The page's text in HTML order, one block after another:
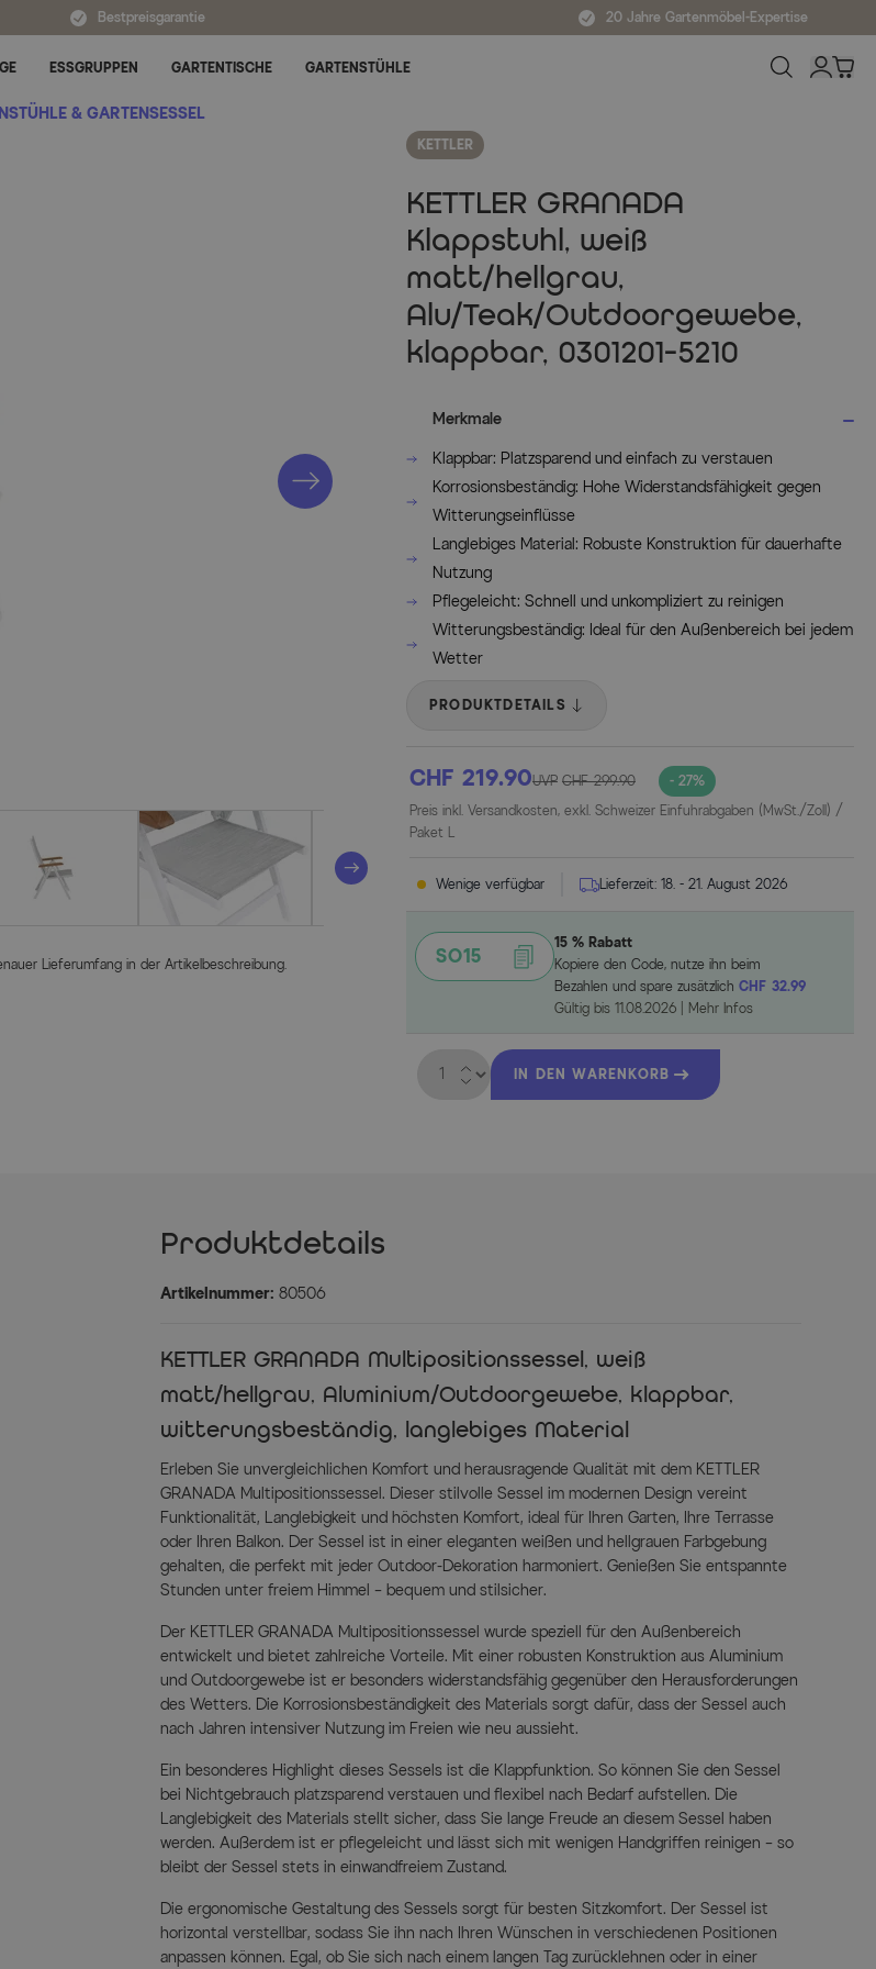
Bestpreisgarantie 20 Jahre Gartenmöbel-Expertise
ESSGRUPPEN GARTENTISCHE GARTENSTÜHLE
& GARTENSESSEL
Lieferumfang in der Artikelbeschreibung.
KETTLER
KETTLER GRANADA
Klappstuhl, weiß
matt/hellgrau,
Alu/Teak/Outdoorgewebe,
klappbar, 0301201-5210
Merkmale
Klappbar: Platzsparend und einfach zu verstauen
Korrosionsbeständig: Hohe Widerstandsfähigkeit gegen
Witterungseinflüsse
Langlebiges Material: Robuste Konstruktion für dauerhafte
Nutzung
Pflegeleicht: Schnell und unkompliziert zu reinigen
Witterungsbeständig: Ideal für den Außenbereich bei jedem
Wetter
PRODUKTDETAILS
CHF 219.90UVP CHF 299.90
- 27%
Preis inkl. Versandkosten, exkl. Schweizer Einfuhrabgaben (MwSt./Zoll) /
Paket L
Wenige verfügbar Lieferzeit: 18. - 21. August 2026
SO15
15 % Rabatt
Kopiere den Code, nutze ihn beim
Bezahlen und spare zusätzlich CHF 32.99
Gültig bis 11.08.2026 Mehr Infos
IN DEN WARENKORB
Produktdetails
Artikelnummer: 80506
KETTLER GRANADA Multipositionssessel, weiß
matt/hellgrau, Aluminium/Outdoorgewebe, klappbar,
witterungsbeständig, langlebiges Material
Erleben Sie unvergleichlichen Komfort und herausragende Qualität mit dem KETTLER
GRANADA Multipositionssessel. Dieser stilvolle Sessel im modernen Design vereint
Funktionalität, Langlebigkeit und höchsten Komfort, ideal für Ihren Garten, Ihre Terrasse
oder Ihren Balkon. Der Sessel ist in einer eleganten weißen und hellgrauen Farbgebung
gehalten, die perfekt mit jeder Outdoor-Dekoration harmoniert. Genießen Sie entspannte
Stunden unter freiem Himmel – bequem und stilsicher.
Der KETTLER GRANADA Multipositionssessel wurde speziell für den Außenbereich
entwickelt und bietet zahlreiche Vorteile. Mit einer robusten Konstruktion aus Aluminium
und Outdoorgewebe ist er besonders widerstandsfähig gegenüber den Herausforderungen
des Wetters. Die Korrosionsbeständigkeit des Materials sorgt dafür, dass der Sessel auch
nach Jahren intensiver Nutzung im Freien wie neu aussieht.
Ein besonderes Highlight dieses Sessels ist die Klappfunktion. So können Sie den Sessel
bei Nichtgebrauch platzsparend verstauen und flexibel nach Bedarf aufstellen. Die
Langlebigkeit des Materials stellt sicher, dass Sie lange Freude an diesem Sessel haben
werden. Außerdem ist er pflegeleicht und lässt sich mit wenigen Handgriffen reinigen – so
bleibt der Sessel stets in einwandfreiem Zustand.
Die ergonomische Gestaltung des Sessels sorgt für besten Sitzkomfort. Der Sessel ist
horizontal verstellbar, sodass Sie ihn nach Ihren Wünschen in verschiedenen Positionen
anpassen können. Egal, ob Sie sich nach einem langen Tag zurücklehnen oder in einer